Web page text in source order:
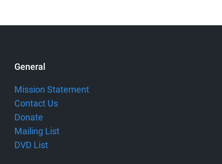
General
Mission Statement
Contact Us
Donate
Mailing List
DVD List